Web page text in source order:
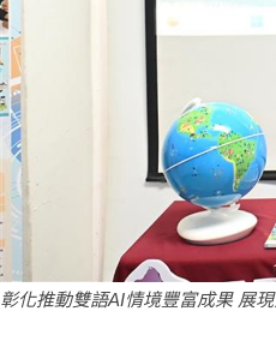
彰化推動雙語AI情境豐富成果 展